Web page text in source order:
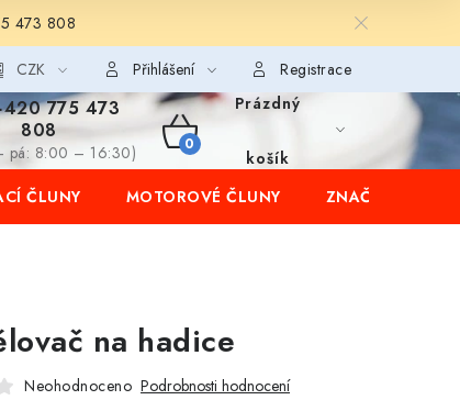
473 808
CZK Přihlášení Registrace
775 473
808
pá: 8:00 – 16:30)
NÁKUPNÍ
KOŠÍK
Prázdný
košík
ČLUNY MOTOROVÉ ČLUNY ZNAČKY
na hadice
Neohodnoceno Podrobnosti hodnocení